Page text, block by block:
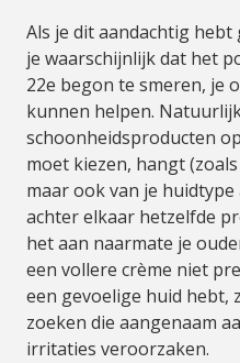
Als je dit aandachtig
je waarschijnlijk dat het
22e begon te smeren, je
kunnen helpen.
schoonheidsproducten
moet kiezen, hangt
maar ook van je
achter elkaar hetzelfde
het aan naarmate je
een vollere crème niet
een gevoelige huid hebt,
zoeken die aangenaam
irritaties veroorzaken.